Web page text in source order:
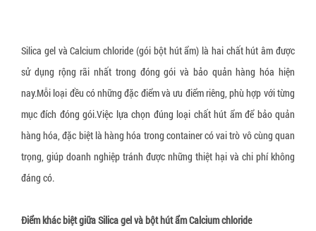
Giá trị cốt lõi
R&D
Chứng chỉ
Profile
Cố định, nâng hạ hàng hóa
Dây đai Composite
Dây cáp vải cẩu hàng
Dây tăng đơ chằng hàng
Dây đai vải chằng hàng
Dây đai nhựa PP
VCI - chống mài mòn kim loại
Giấy chống Gỉ VCI
Túi nylon chống gỉ CoroVCI®
Bột chống gỉ VCI (VCI Powder))
Viên nén chống gỉ sét
Vật liệu chống ẩm mốc
Gói hút ẩm bentonite clay
Gói hút ẩm Silica gel
Gói hút ẩm silica gel chỉ thị màu
Bao bì đóng gói
Túi nylon PE chuyên dụng
Túi xốp PE foam
Thiết bị hỗ trợ đóng gói
Thiết bị đóng đai
Xe nâng tay thấp 3 tấn càng hẹp
Tin tức
Kỹ thuật đóng gói
Tin tức tổng hợp
Email : sales@hlcvn.com
Hotline : 0913207773
Silica gel và Calcium chloride (gói bột hút ẩm) là hai chất hút âm được
sử dụng rộng rãi nhất trong đóng gói và bảo quản hàng hóa hiện
nay.Mỗi loại đều có những đặc điểm và ưu điểm riêng, phù hợp với từng
mục đích đóng gói.Việc lựa chọn đúng loại chất hút ẩm để bảo quản
hàng hóa, đặc biệt là hàng hóa trong container có vai trò vô cùng quan
trọng, giúp doanh nghiệp tránh được những thiệt hại và chi phí không
đáng có.
Điểm khác biệt giữa Silica gel và bột hút ẩm Calcium chloride